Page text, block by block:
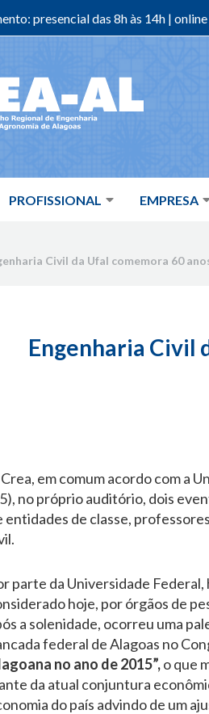
presencial das 8h às 14h | online
PROFISSIONAL EMPRESA
Civil da Ufal comemora 60
Engenharia Civil
em comum acordo com a
no próprio auditório, dois
entidades de classe,
parte da Universidade
hoje, por órgãos de
a solenidade, ocorreu uma
federal de Alagoas no
no ano de 2015”,o que
da atual conjuntura
do país advindo de um